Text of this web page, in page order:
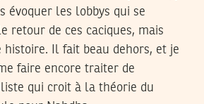
évoquer les lobbys qui se
retour de ces caciques, mais
histoire. Il fait beau dehors, et je
faire encore traiter de
qui croit à la théorie du